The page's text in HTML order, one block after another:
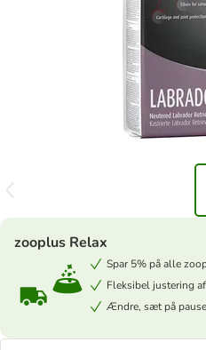
zooplus Relax
Spar 5% på alle
Fleksibel justering
Ændre, sæt på